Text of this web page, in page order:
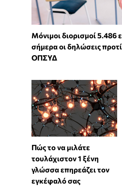
Μόνιμοι διορισμοί 5.486
σήμερα οι δηλώσεις
ΟΠΣΥΔ
⁠Πώς το να μιλάτε
τουλάχιστον 1 ξένη
γλώσσα επηρεάζει τον
εγκέφαλό σας